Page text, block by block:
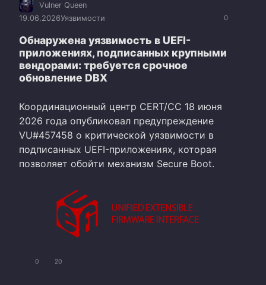
0
Vulner Queen
19.06.2026Уязвимости
Обнаружена уязвимость в UEFI-
приложениях, подписанных крупными
вендорами: требуется срочное
обновление DBX
Координационный центр CERT/CC 18 июня
2026 года опубликовал предупреждение
VU#457458 о критической уязвимости в
подписанных UEFI-приложениях, которая
позволяет обойти механизм Secure Boot.
0 20